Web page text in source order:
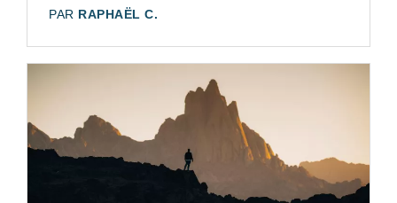
AUTEUR:
PAR RAPHAËL C.